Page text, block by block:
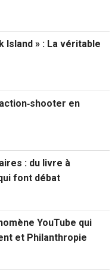
Island » : La véritable
en
: du livre à
font débat
YouTube qui
et Philanthropie